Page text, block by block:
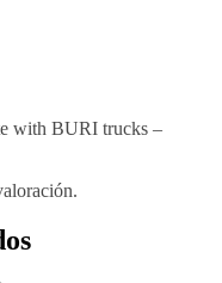
with BURI trucks –